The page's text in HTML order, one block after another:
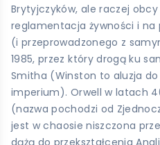
Brytyjczyków, ale raczej
reglamentacja żywności i na
(i przeprowadzonego z
1985, przez który drogą ku
Smitha (Winston to aluzja
imperium). Orwell w latach
(nazwa pochodzi od
jest w chaosie niszczona
dążą do przekształcenia